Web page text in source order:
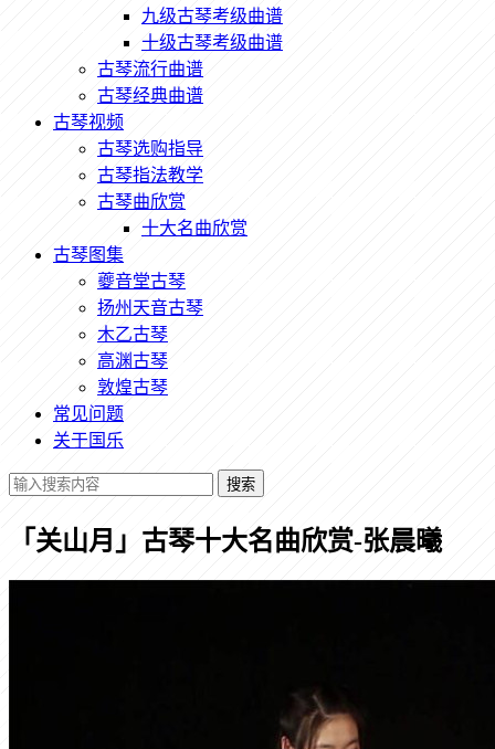
九级古琴考级曲谱
十级古琴考级曲谱
古琴流行曲谱
古琴经典曲谱
古琴视频
古琴选购指导
古琴指法教学
古琴曲欣赏
十大名曲欣赏
古琴图集
夔音堂古琴
扬州天音古琴
木乙古琴
高渊古琴
敦煌古琴
常见问题
关于国乐
搜索
「关山月」古琴十大名曲欣赏-张晨曦